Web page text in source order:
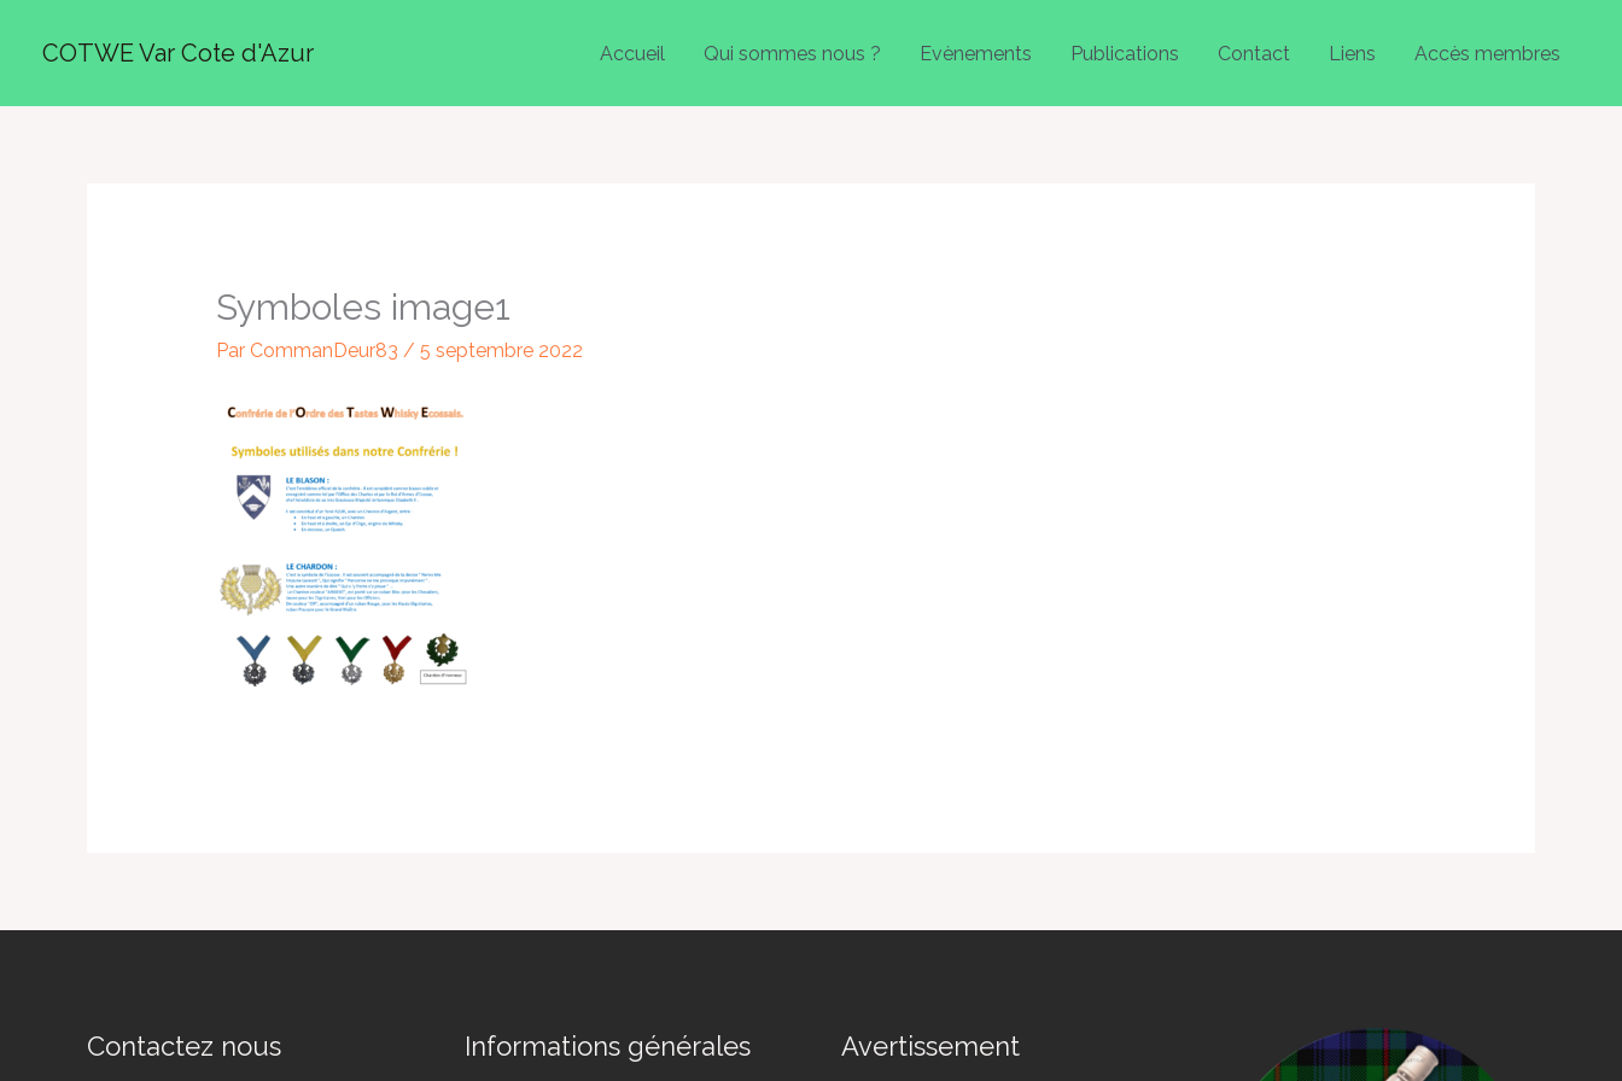
COTWE Var Cote d'Azur Accueil Qui sommes nous ? Evènements Publications Contact Liens Accès membres
Symboles image1
Par CommanDeur83 / 5 septembre 2022
Contactez nous Informations générales Avertissement